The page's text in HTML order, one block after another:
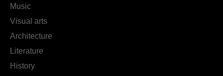
Music
Visual arts
Architecture
Literature
History